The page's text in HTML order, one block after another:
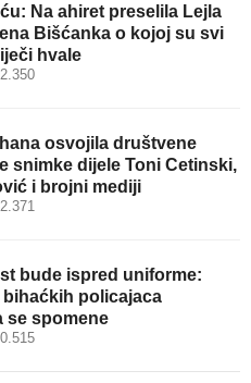
Na ahiret preselila Lejla
Bišćanka o kojoj su svi
hvale
osvojila društvene
snimke dijele Toni Cetinski,
i brojni mediji
bude ispred uniforme:
bihaćkih policajaca
se spomene